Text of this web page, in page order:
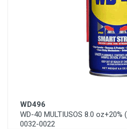
WD496
WD-40 MULTIUSOS 8.0
0032-0022